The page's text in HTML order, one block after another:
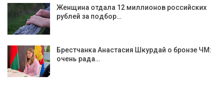
Женщина отдала 12 миллионов российских
рублей за подбор…
Брестчанка Анастасия Шкурдай о бронзе ЧМ:
очень рада…